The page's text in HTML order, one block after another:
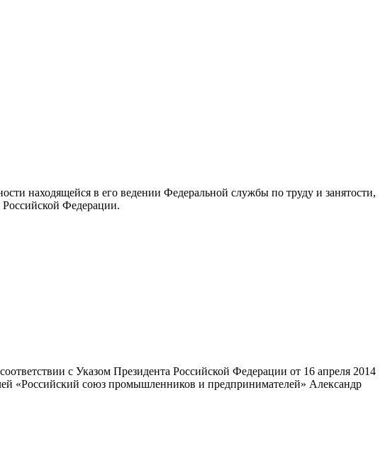
находящейся в его ведении Федеральной службы по труду и занятости,
Федерации.
с Указом Президента Российской Федерации от 16 апреля 2014
«Российский союз промышленников и предпринимателей» Александр